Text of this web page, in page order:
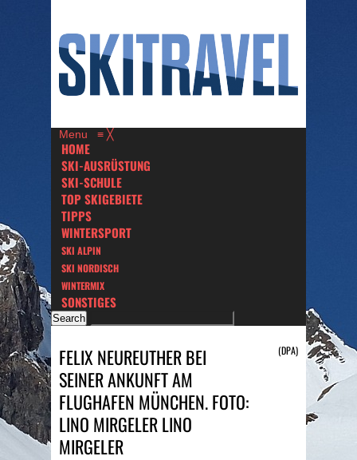
Menu ≡ ╳
HOME
SKI-AUSRÜSTUNG
SKI-SCHULE
TOP SKIGEBIETE
TIPPS
WINTERSPORT
SKI ALPIN
SKI NORDISCH
WINTERMIX
SONSTIGES
FELIX NEUREUTHER BEI
SEINER ANKUNFT AM
FLUGHAFEN MÜNCHEN. FOTO:
LINO MIRGELER LINO
MIRGELER
(DPA)